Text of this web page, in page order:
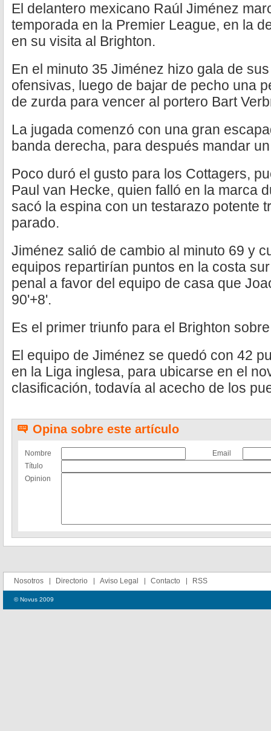
El delantero mexicano Raúl Jiménez
temporada en la Premier League, en la
en su visita al Brighton.
En el minuto 35 Jiménez hizo gala de
ofensivas, luego de bajar de pecho una
de zurda para vencer al portero Bart
La jugada comenzó con una gran
banda derecha, para después mandar
Poco duró el gusto para los Cottagers,
Paul van Hecke, quien falló en la marca
sacó la espina con un testarazo potente
parado.
Jiménez salió de cambio al minuto 69 y
equipos repartirían puntos en la costa
penal a favor del equipo de casa que
90'+8'.
Es el primer triunfo para el Brighton
El equipo de Jiménez se quedó con 42
en la Liga inglesa, para ubicarse en el
clasificación, todavía al acecho de los
Opina sobre este artículo
Nombre
Email
Título
Opinion
Nosotros Directorio Aviso Legal Contacto RSS
© Novus 2009